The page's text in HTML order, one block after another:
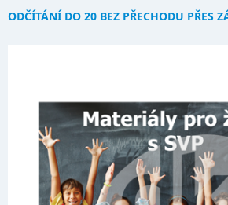
ODČÍTÁNÍ DO 20 BEZ PŘECHODU PŘES